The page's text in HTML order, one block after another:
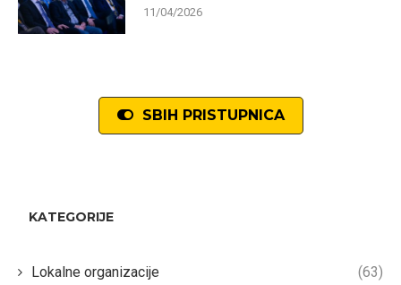
11/04/2026
SBIH PRISTUPNICA
KATEGORIJE
Lokalne organizacije (63)